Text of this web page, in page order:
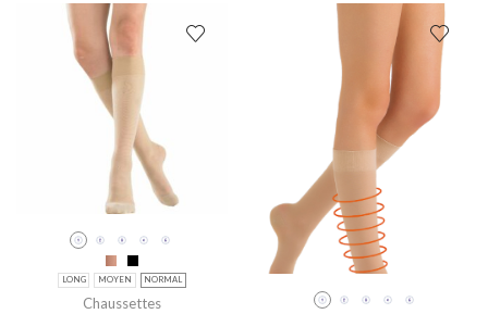
LONG MOYEN NORMAL
Chaussettes